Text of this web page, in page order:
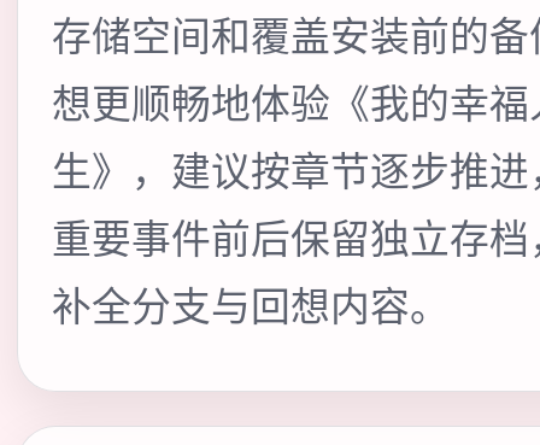
存储空间和覆盖安装前的
想更顺畅地体验《我的幸福
生》，建议按章节逐步推
重要事件前后保留独立存
补全分支与回想内容。